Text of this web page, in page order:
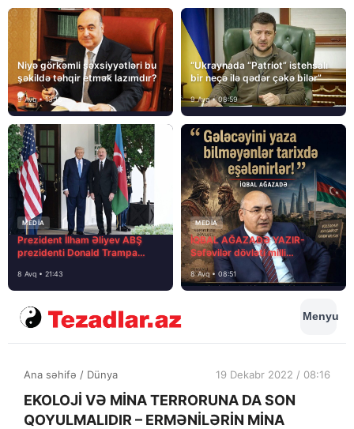
Niyə görkəmli şəxsiyyətləri bu
şəkildə təhqir etmək lazımdır?
9 Avq • 13:16
“Ukraynada “Patriot” istehsalı
bir neçə ilə qədər çəkə bilər”
9 Avq • 08:59
MEDİA
Prezident İlham Əliyev ABŞ
prezidenti Donald Trampa
8 Avq • 21:43
MEDİA
İQBAL AĞAZADƏ YAZIR-
Səfəvilər dövləti milli
dövlətdirmi?
8 Avq • 08:51
Menyu
Ana səhifə / Dünya 19 Dekabr 2022 / 08:16
EKOLOJİ VƏ MİNA TERRORUNA DA SON
QOYULMALIDIR – ERMƏNİLƏRİN MİNA